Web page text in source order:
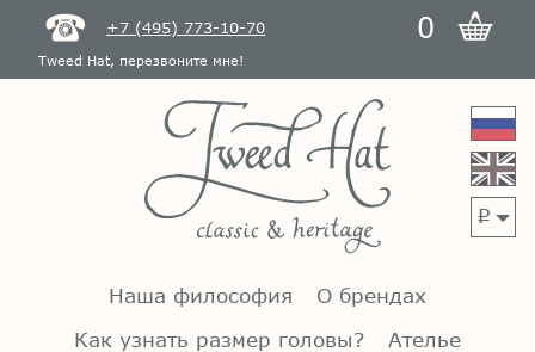
+7 (495) 773-10-70 0
Tweed Hat, перезвоните мне!
p
Наша философия
О брендах
Как узнать размер головы?
Ателье